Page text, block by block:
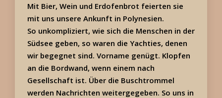
Mit Bier, Wein und Erdofenbrot feierten sie
mit uns unsere Ankunft in Polynesien.
So unkompliziert, wie sich die Menschen in der
Südsee geben, so waren die Yachties, denen
wir begegnet sind. Vorname genügt. Klopfen
an die Bordwand, wenn einem nach
Gesellschaft ist. Über die Buschtrommel
werden Nachrichten weitergegeben. So uns in